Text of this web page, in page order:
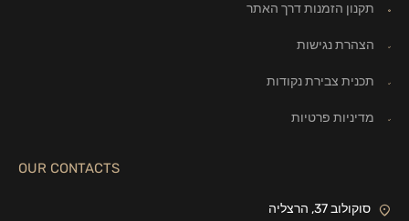
תקנון הזמנות דרך האתר
הצהרת נגישות
תכנית צבירת נקודות
מדיניות פרטיות
OUR CONTACTS
סוקולוב 37, הרצליה